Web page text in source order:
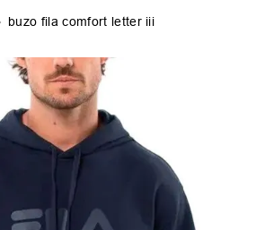
buzo fila comfort letter iii
3.
zapatillas mujer
. medias